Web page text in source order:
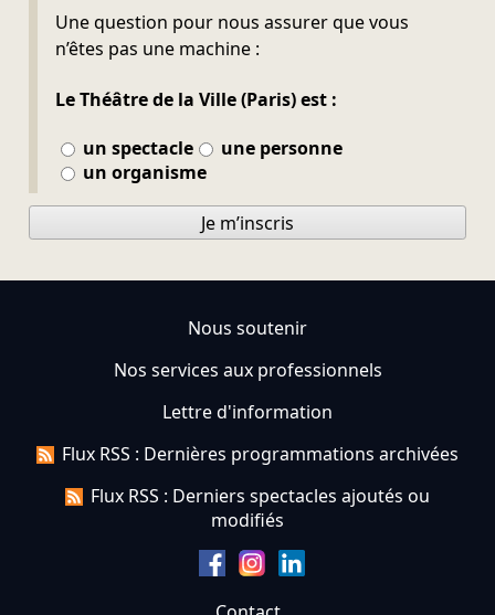
Une question pour nous assurer que vous
n’êtes pas une machine :
Le Théâtre de la Ville (Paris) est :
un spectacle
une personne
un organisme
Ne pas remplir
Je m’inscris
Nous soutenir
Nos services aux professionnels
Lettre d'information
Flux RSS : Dernières programmations archivées
Flux RSS : Derniers spectacles ajoutés ou
modifiés